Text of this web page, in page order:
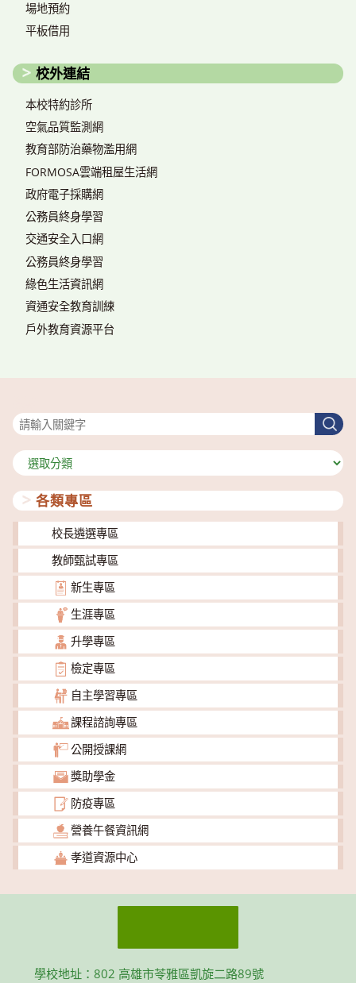
場地預約
平板借用
校外連結
本校特約診所
空氣品質監測網
教育部防治藥物濫用網
FORMOSA雲端租屋生活網
政府電子採購網
公務員終身學習
交通安全入口網
公務員終身學習
綠色生活資訊網
資通安全教育訓練
戶外教育資源平台
搜
尋
分
類
各類專區
校長遴選專區
教師甄試專區
新生專區
生涯專區
升學專區
檢定專區
自主學習專區
課程諮詢專區
公開授課網
獎助學金
防疫專區
營養午餐資訊網
孝道資源中心
學校地址：802 高雄市苓雅區凱旋二路89號